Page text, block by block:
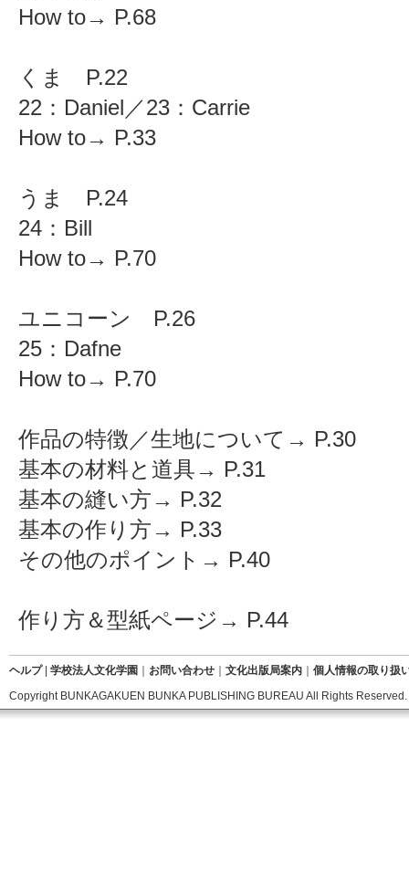
How to→ P.68
くま P.22
22：Daniel／23：Carrie
How to→ P.33
うま P.24
24：Bill
How to→ P.70
ユニコーン P.26
25：Dafne
How to→ P.70
作品の特徴／生地について→ P.30
基本の材料と道具→ P.31
基本の縫い方→ P.32
基本の作り方→ P.33
その他のポイント→ P.40
作り方＆型紙ページ→ P.44
ヘルプ| 学校法人文化学園 お問い合わせ 文化出版局案内
個人情報の取り扱
Copyright BUNKAGAKUEN BUNKA PUBLISHING BUREAU All Rights Reserved.